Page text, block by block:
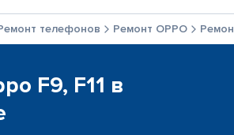
телефонов Ремонт OPPO
F9, F11 в